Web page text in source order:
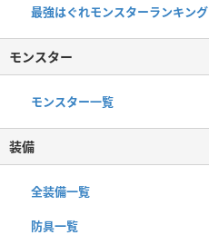
最強はぐれモンスターランキング
モンスター
モンスター一覧
装備
全装備一覧
防具一覧